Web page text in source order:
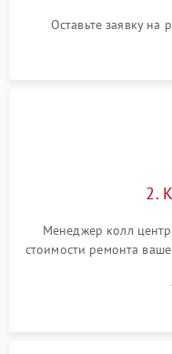
Оставьте заявку на
2.
Менеджер колл
стоимости ремонта